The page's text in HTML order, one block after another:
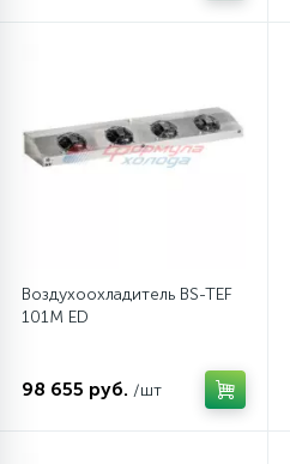
Воздухоохладитель BS-TEF
101M ED
98 655 руб. /шт